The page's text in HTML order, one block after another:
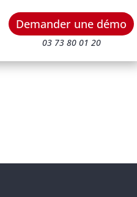
Demander une démo
03 73 80 01 20